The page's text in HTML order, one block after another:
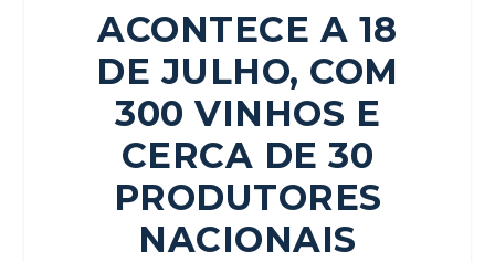
ACONTECE A 18
DE JULHO, COM
300 VINHOS E
CERCA DE 30
PRODUTORES
NACIONAIS